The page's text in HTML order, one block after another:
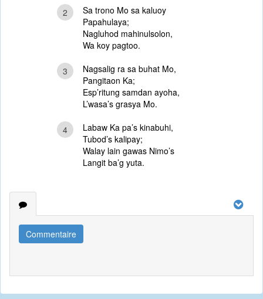
2
Sa trono Mo sa kaluoy
Papahulaya;
Nagluhod mahinulsolon,
Wa koy pagtoo.
3
Nagsalig ra sa buhat Mo,
Pangitaon Ka;
Esp’ritung samdan ayoha,
L’wasa’s grasya Mo.
4
Labaw Ka pa’s kinabuhi,
Tubod’s kalipay;
Walay lain gawas Nimo’s
Langit ba’g yuta.
Commentaire